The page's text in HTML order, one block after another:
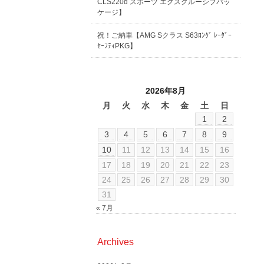
CLS220d スポーツ エクスクルーシブパッ
ケージ】
祝！ご納車【AMG Sクラス S63ﾛﾝｸﾞ ﾚｰﾀﾞｰ
ｾｰﾌﾃｨPKG】
2026年8月
月
火 水 木 金 土
日
1
2
3
4 5 6 7 8
9
10
11 12 13 14 15
16
17
18 19 20 21 22
23
24
25 26 27 28 29
30
31
« 7月
Archives